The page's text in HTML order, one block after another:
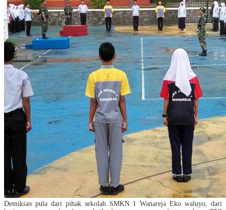
Demikian pula dari pihak sekolah SMKN 1 Wanareja Eko waluyo, dari